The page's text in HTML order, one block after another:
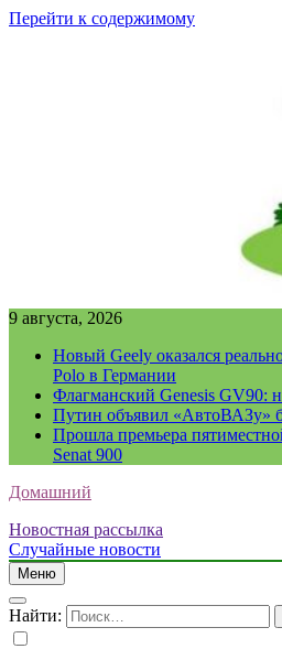
Перейти к содержимому
9 августа, 2026
Новый Geely оказался
Polo в Германии
Флагманский Genesis GV90:
Путин объявил «АвтоВАЗу»
Прошла премьера
Senat 900
Домашний
Новостная рассылка
Случайные новости
Меню
Найти: